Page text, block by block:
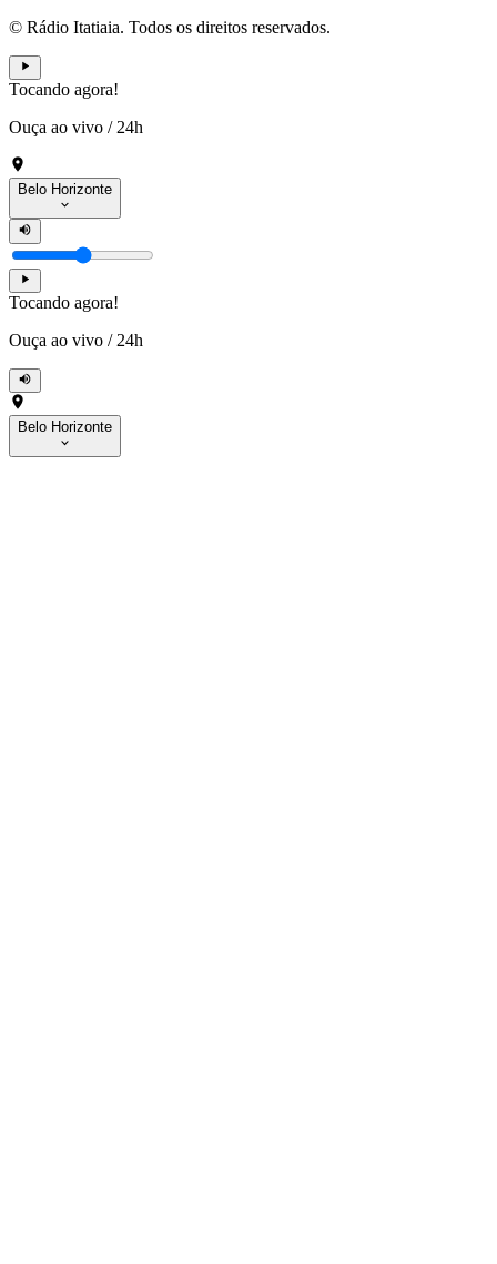
© Rádio Itatiaia. Todos os direitos reservados.
Tocando agora!
Ouça ao vivo / 24h
Belo Horizonte
Tocando agora!
Ouça ao vivo / 24h
Belo Horizonte